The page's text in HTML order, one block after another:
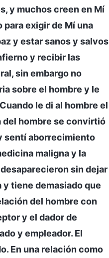
y muchos creen en Mí
exigir de Mí una
y estar sanos y salvos
y recibir las
sin embargo no
sobre el hombre y le
le di al hombre el
hombre se convirtió
sentí aborrecimiento
maligna y la
sin dejar
y tiene demasiado que
del hombre con
y el dador de
y empleador. El
En una relación como